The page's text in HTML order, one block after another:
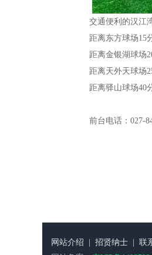
交通便利的汉江
距离东方球场15
距离金银湖球场
距离天外天球场
距离驿山球场40
前台电话：027-
网站介绍 招贤纳士 联